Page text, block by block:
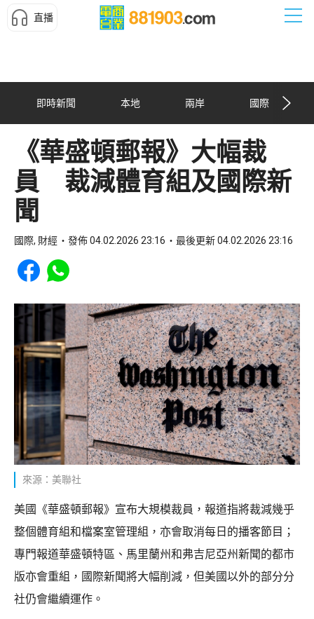
直播
即時新聞 本地 兩岸 國際
《華盛頓郵報》大幅裁
員 裁減體育組及國際新
聞
國際, 財經 發佈 04.02.2026 23:16 最後更新 04.02.2026 23:16
Share to Facebook
Share to WhatsApp
來源：美聯社
美國《華盛頓郵報》宣布大規模裁員，報道指將裁減幾乎
整個體育組和檔案室管理組，亦會取消每日的播客節目；
專門報道華盛頓特區、馬里蘭州和弗吉尼亞州新聞的都市
版亦會重組，國際新聞將大幅削減，但美國以外的部分分
社仍會繼續運作。